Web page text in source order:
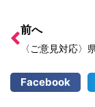
前へ
Facebook